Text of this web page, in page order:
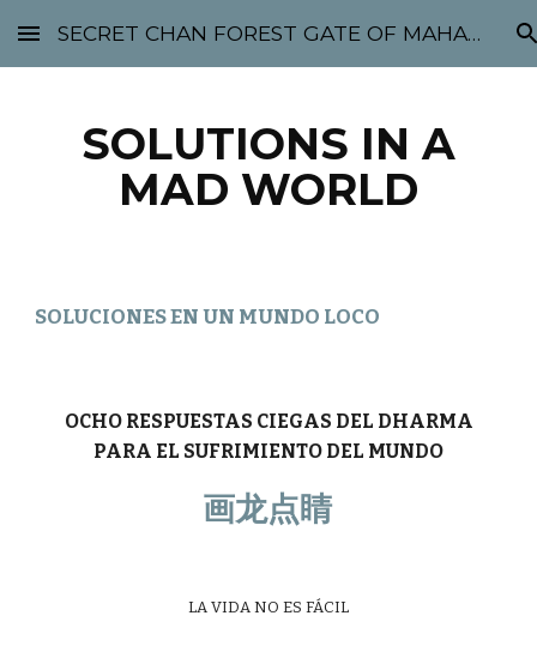
Skip to main content Skip to navigation
SECRET CHAN FOREST GATE OF MAHABODHI - SUNYATA 机禅林门 大菩提太虚
SOLUTIONS IN A
MAD WORLD
SOLUCIONES EN UN MUNDO LOCO
OCHO RESPUESTAS CIEGAS DEL DHARMA
PARA EL SUFRIMIENTO DEL MUNDO
画龙点睛
LA VIDA NO ES FÁCIL